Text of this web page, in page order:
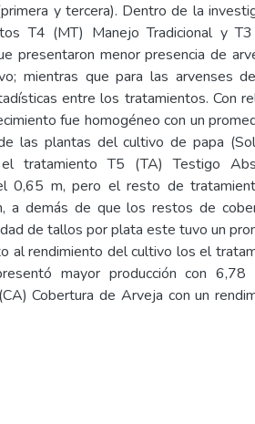
y tercera). Dentro de la
T4 (MT) Manejo Tradicional y
presentaron menor presencia de
mientras que para las arvenses
entre los tratamientos. Con
fue homogéneo con un
las plantas del cultivo de papa
tratamiento T5 (TA) Testigo
0,65 m, pero el resto de
a demás de que los restos de
de tallos por plata este tuvo un
al rendimiento del cultivo los el
mayor producción con 6,78
Cobertura de Arveja con un